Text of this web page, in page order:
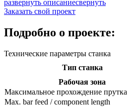
развернуть описаниесвернуть
Заказать свой проект
Подробно о проекте:
Технические параметры станка
Тип станка
Рабочая зона
Максимальное прохождение прутка
Max. bar feed / component length